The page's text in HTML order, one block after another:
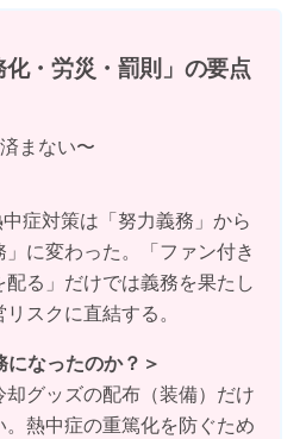
・労災・罰則」の要点
まない〜
症対策は「努力義務」から
」に変わった。「ファン付き
る」だけでは義務を果たし
スクに直結する。
になったのか？＞
グッズの配布（装備）だけ
熱中症の重篤化を防ぐため